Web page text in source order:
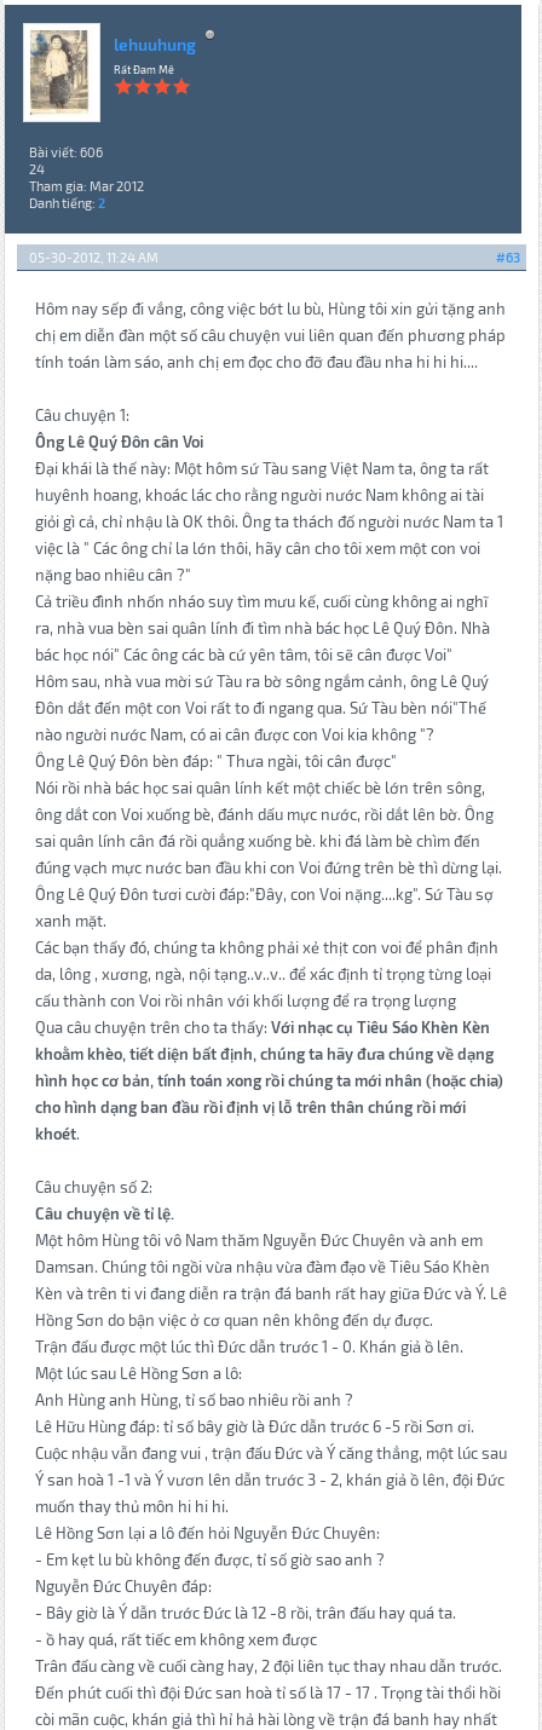
lehuuhung
Rất Đam Mê
Bài viết: 606
24
Tham gia: Mar 2012
Danh tiếng: 2
#63
05-30-2012, 11:24 AM
Hôm nay sếp đi vắng, công việc bớt lu bù, Hùng tôi xin gửi tặng anh
chị em diễn đàn một số câu chuyện vui liên quan đến phương pháp
tính toán làm sáo, anh chị em đọc cho đỡ đau đầu nha hi hi hi....
Câu chuyện 1:
Ông Lê Quý Đôn cân Voi
Đại khái là thế này: Một hôm sứ Tàu sang Việt Nam ta, ông ta rất
huyênh hoang, khoác lác cho rằng người nước Nam không ai tài
giỏi gì cả, chỉ nhậu là OK thôi. Ông ta thách đố người nước Nam ta 1
việc là " Các ông chỉ la lớn thôi, hãy cân cho tôi xem một con voi
nặng bao nhiêu cân ?"
Cả triều đình nhốn nháo suy tìm mưu kế, cuối cùng không ai nghĩ
ra, nhà vua bèn sai quân lính đi tìm nhà bác học Lê Quý Đôn. Nhà
bác học nói" Các ông các bà cứ yên tâm, tôi sẽ cân được Voi"
Hôm sau, nhà vua mời sứ Tàu ra bờ sông ngắm cảnh, ông Lê Quý
Đôn dắt đến một con Voi rất to đi ngang qua. Sứ Tàu bèn nói"Thế
nào người nước Nam, có ai cân được con Voi kia không "?
Ông Lê Quý Đôn bèn đáp: " Thưa ngài, tôi cân được"
Nói rồi nhà bác học sai quân lính kết một chiếc bè lớn trên sông,
ông dắt con Voi xuống bè, đánh dấu mực nước, rồi dắt lên bờ. Ông
sai quân lính cân đá rồi quẳng xuống bè. khi đá làm bè chìm đến
đúng vạch mực nước ban đầu khi con Voi đứng trên bè thì dừng lại.
Ông Lê Quý Đôn tươi cười đáp:"Đây, con Voi nặng....kg". Sứ Tàu sợ
xanh mặt.
Các bạn thấy đó, chúng ta không phải xẻ thịt con voi để phân định
da, lông , xương, ngà, nội tạng..v..v.. để xác định tỉ trọng từng loại
cấu thành con Voi rồi nhân với khối lượng để ra trọng lượng
Qua câu chuyện trên cho ta thấy: Với nhạc cụ Tiêu Sáo Khèn Kèn
khoằm khèo, tiết diện bất định, chúng ta hãy đưa chúng về dạng
hình học cơ bản, tính toán xong rồi chúng ta mới nhân (hoặc chia)
cho hình dạng ban đầu rồi định vị lỗ trên thân chúng rồi mới
khoét.
Câu chuyện số 2:
Câu chuyện về tỉ lệ.
Một hôm Hùng tôi vô Nam thăm Nguyễn Đức Chuyên và anh em
Damsan. Chúng tôi ngồi vừa nhậu vừa đàm đạo về Tiêu Sáo Khèn
Kèn và trên ti vi đang diễn ra trận đá banh rất hay giữa Đức và Ý. Lê
Hồng Sơn do bận việc ở cơ quan nên không đến dự được.
Trận đấu được một lúc thì Đức dẫn trước 1 - 0. Khán giả ồ lên.
Một lúc sau Lê Hồng Sơn a lô:
Anh Hùng anh Hùng, tỉ số bao nhiêu rồi anh ?
Lê Hữu Hùng đáp: tỉ số bây giờ là Đức dẫn trước 6 -5 rồi Sơn ơi.
Cuộc nhậu vẫn đang vui , trận đấu Đức và Ý căng thẳng, một lúc sau
Ý san hoà 1 -1 và Ý vươn lên dẫn trước 3 - 2, khán giả ồ lên, đội Đức
muốn thay thủ môn hi hi hi.
Lê Hồng Sơn lại a lô đến hỏi Nguyễn Đức Chuyên:
- Em kẹt lu bù không đến được, tỉ số giờ sao anh ?
Nguyễn Đức Chuyên đáp:
- Bây giờ là Ý dẫn trước Đức là 12 -8 rồi, trân đấu hay quá ta.
- ồ hay quá, rất tiếc em không xem được
Trân đấu càng về cuối càng hay, 2 đội liên tục thay nhau dẫn trước.
Đến phút cuối thì đội Đức san hoà tỉ số là 17 - 17 . Trọng tài thổi hồi
còi mãn cuộc, khán giả thì hỉ hả hài lòng về trận đá banh hay nhất